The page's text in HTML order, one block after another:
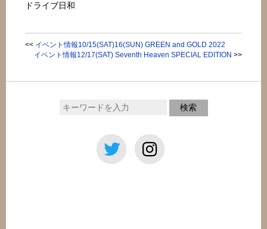
ドライブ日和
<< イベント情報10/15(SAT)16(SUN) GREEN and GOLD 2022
イベント情報12/17(SAT) Seventh Heaven SPECIAL EDITION >>